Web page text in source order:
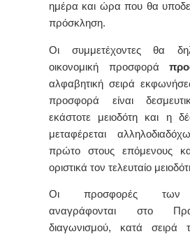
ημέρα και ώρα που θα
πρόσκληση.
Οι συμμετέχοντες θα
οικονομική προσφορά
αλφαβητική σειρά
προσφορά είναι
εκάστοτε μειοδότη και η
μεταφέρεται
πρώτο στους επόμενους
οριστικά τον τελευταίο
Οι προσφορές των
αναγράφονται στο
διαγωνισμού, κατά